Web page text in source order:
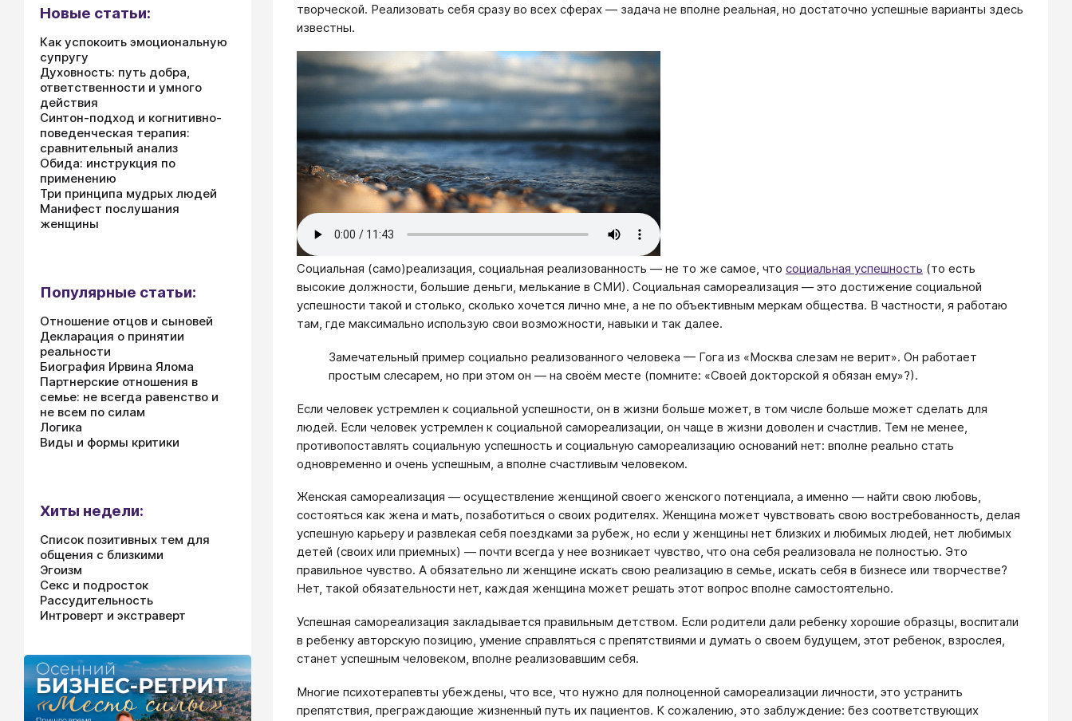
творческой. Реализовать себя сразу во всех сферах — задача не вполне реальная, но достаточно успешные варианты здесь
известны.
Социальная (само)реализация, социальная реализованность — не то же самое, что социальная успешность (то есть
высокие должности, большие деньги, мелькание в СМИ). Социальная самореализация — это достижение социальной
успешности такой и столько, сколько хочется лично мне, а не по объективным меркам общества. В частности, я работаю
там, где максимально использую свои возможности, навыки и так далее.
Замечательный пример социально реализованного человека — Гога из «Москва слезам не верит». Он работает
простым слесарем, но при этом он — на своём месте (помните: «Своей докторской я обязан ему»?).
Если человек устремлен к социальной успешности, он в жизни больше может, в том числе больше может сделать для
людей. Если человек устремлен к социальной самореализации, он чаще в жизни доволен и счастлив. Тем не менее,
противопоставлять социальную успешность и социальную самореализацию оснований нет: вполне реально стать
одновременно и очень успешным, а вполне счастливым человеком.
Женская самореализация — осуществление женщиной своего женского потенциала, а именно — найти свою любовь,
состояться как жена и мать, позаботиться о своих родителях. Женщина может чувствовать свою востребованность, делая
успешную карьеру и развлекая себя поездками за рубеж, но если у женщины нет близких и любимых людей, нет любимых
детей (своих или приемных) — почти всегда у нее возникает чувство, что она себя реализовала не полностью. Это
правильное чувство. А обязательно ли женщине искать свою реализацию в семье, искать себя в бизнесе или творчестве?
Нет, такой обязательности нет, каждая женщина может решать этот вопрос вполне самостоятельно.
Успешная самореализация закладывается правильным детством. Если родители дали ребенку хорошие образцы, воспитали
в ребенку авторскую позицию, умение справляться с препятствиями и думать о своем будущем, этот ребенок, взрослея,
станет успешным человеком, вполне реализовавшим себя.
Многие психотерапевты убеждены, что все, что нужно для полноценной самореализации личности, это устранить
препятствия, преграждающие жизненный путь их пациентов. К сожалению, это заблуждение: без соответствующих
Новые статьи:
Как успокоить эмоциональную
супругу
Духовность: путь добра,
ответственности и умного
действия
Синтон-подход и когнитивно-
поведенческая терапия:
сравнительный анализ
Обида: инструкция по
применению
Три принципа мудрых людей
Манифест послушания
женщины
Популярные статьи:
Отношение отцов и сыновей
Декларация о принятии
реальности
Биография Ирвина Ялома
Партнерские отношения в
семье: не всегда равенство и
не всем по силам
Логика
Виды и формы критики
Хиты недели:
Список позитивных тем для
общения с близкими
Эгоизм
Секс и подросток
Рассудительность
Интроверт и экстраверт